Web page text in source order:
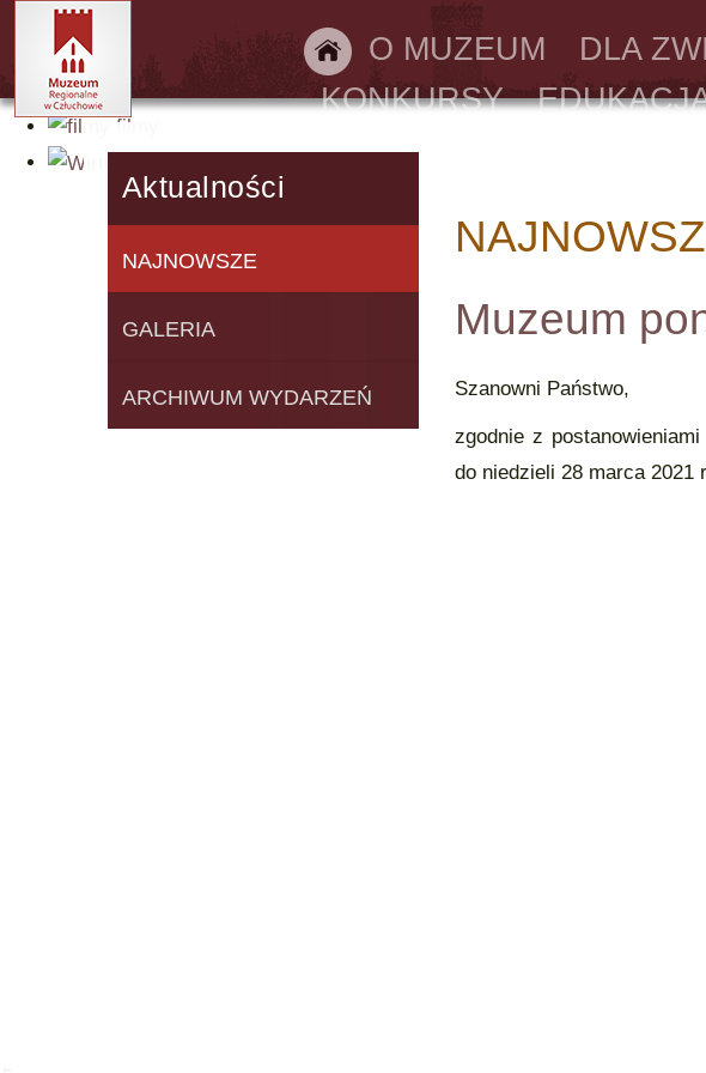
O MUZEUM DLA
KONKURSY
Aktualności
NAJNOWSZE
GALERIA
ARCHIWUM WYDARZEŃ
Muzeum
Szanowni Państwo,
zgodnie z
do niedzieli 28 marca 2021
filmy